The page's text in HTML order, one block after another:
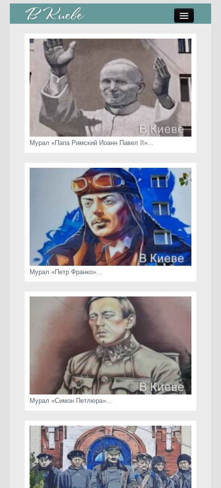
стрит-арт
коты Киева
скамейки
часы Киева
Мурал «Папа Римский Иоанн Павел II»...
Мурал «Петр Франко»...
Мурал «Симон Петлюра»...